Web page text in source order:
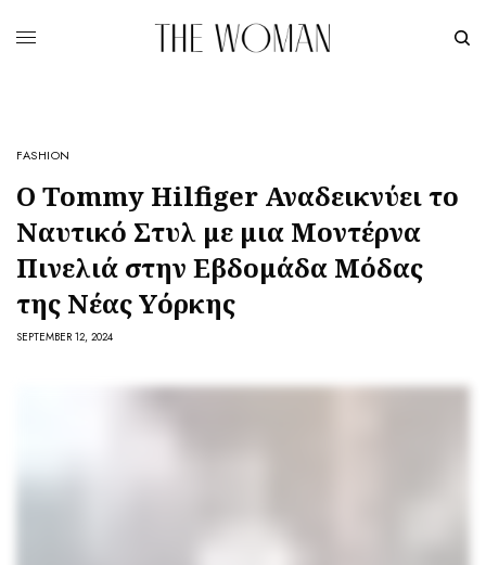
FASHION
Ο Tommy Hilfiger Αναδεικνύει το
Ναυτικό Στυλ με μια Μοντέρνα
Πινελιά στην Εβδομάδα Μόδας
της Νέας Υόρκης
SEPTEMBER 12, 2024